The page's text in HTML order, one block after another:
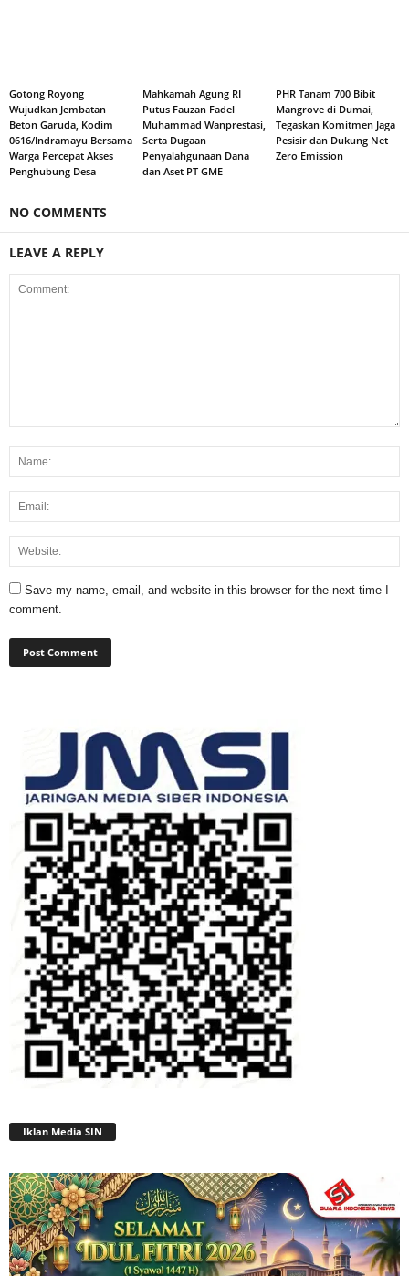
Gotong Royong
Wujudkan Jembatan
Beton Garuda, Kodim
0616/Indramayu Bersama
Warga Percepat Akses
Penghubung Desa
Mahkamah Agung RI
Putus Fauzan Fadel
Muhammad Wanprestasi,
Serta Dugaan
Penyalahgunaan Dana
dan Aset PT GME
PHR Tanam 700 Bibit
Mangrove di Dumai,
Tegaskan Komitmen Jaga
Pesisir dan Dukung Net
Zero Emission
NO COMMENTS
LEAVE A REPLY
Save my name, email, and website in this browser for the next time I
comment.
Iklan Media SIN